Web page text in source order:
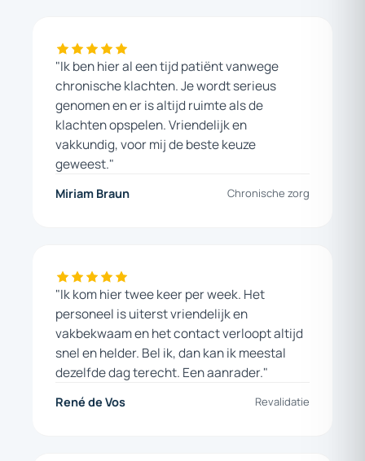
"Ik ben hier al een tijd patiënt vanwege
chronische klachten. Je wordt serieus
genomen en er is altijd ruimte als de
klachten opspelen. Vriendelijk en
vakkundig, voor mij de beste keuze
geweest."
Miriam Braun Chronische zorg
"Ik kom hier twee keer per week. Het
personeel is uiterst vriendelijk en
vakbekwaam en het contact verloopt altijd
snel en helder. Bel ik, dan kan ik meestal
dezelfde dag terecht. Een aanrader."
René de Vos Revalidatie